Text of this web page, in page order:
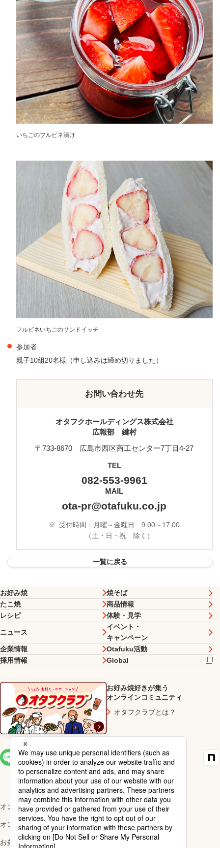
いちごのフルビネ漬け
フルビネいちごのサンドイッチ
参加者
親子10組20名様（申し込みは締め切りました）
お問い合わせ先
オタフクホールディングス株式会社
広報部 鍵村
〒733-8670 広島市西区商工センター7丁目4-27
TEL
082-553-9961
MAIL
ota-pr@otafuku.co.jp
※ 受付時間：月曜～金曜日 9:00～17:00
（土・日・祝 除く）
一覧に戻る
お好み焼
焼そば
たこ焼
商品情報
レシピ
体験・見学
ニュース
イベント・
キャンペーン
企業情報
Otafuku活動
採用情報
Global
お好み焼好きが集う
オンラインコミュニティ
オタフクラブとは？
SNS一覧
オンラインショップ楽天市場店
オンラインショップYahoo!店
お多福醸造株式会社